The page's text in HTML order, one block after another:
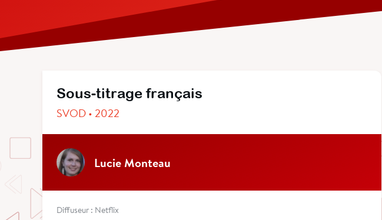
Sous-titrage français
SVOD • 2022
Lucie Monteau
Diffuseur : Netflix